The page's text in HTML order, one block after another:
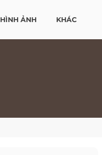
HÌNH ẢNH KHÁC